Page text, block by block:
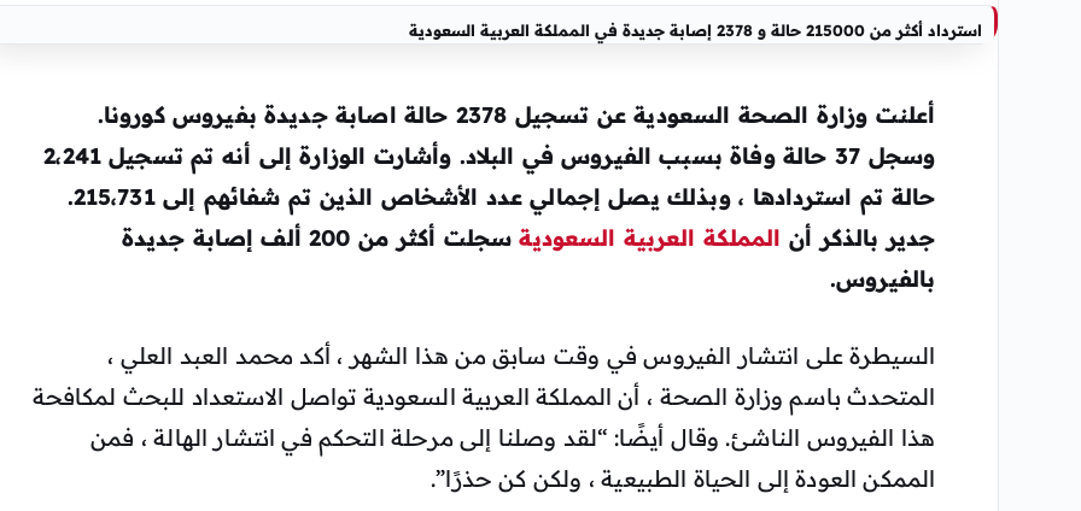
استرداد أكثر من 215000 حالة و 2378 إصابة جديدة في المملكة العربية السعودية
أعلنت وزارة الصحة السعودية عن تسجيل 2378 حالة اصابة جديدة بفيروس كورونا.
وسجل 37 حالة وفاة بسبب الفيروس في البلاد. وأشارت الوزارة إلى أنه تم تسجيل 2،241
حالة تم استردادها ، وبذلك يصل إجمالي عدد الأشخاص الذين تم شفائهم إلى 215،731.
جدير بالذكر أن المملكة العربية السعودية
سجلت أكثر من 200 ألف إصابة جديدة
بالفيروس.
السيطرة على انتشار الفيروس في وقت سابق من هذا الشهر ، أكد محمد العبد العلي ،
المتحدث باسم وزارة الصحة ، أن المملكة العربية السعودية تواصل الاستعداد للبحث لمكافحة
هذا الفيروس الناشئ. وقال أيضًا: “لقد وصلنا إلى مرحلة التحكم في انتشار الهالة ، فمن
الممكن العودة إلى الحياة الطبيعية ، ولكن كن حذرًا”.